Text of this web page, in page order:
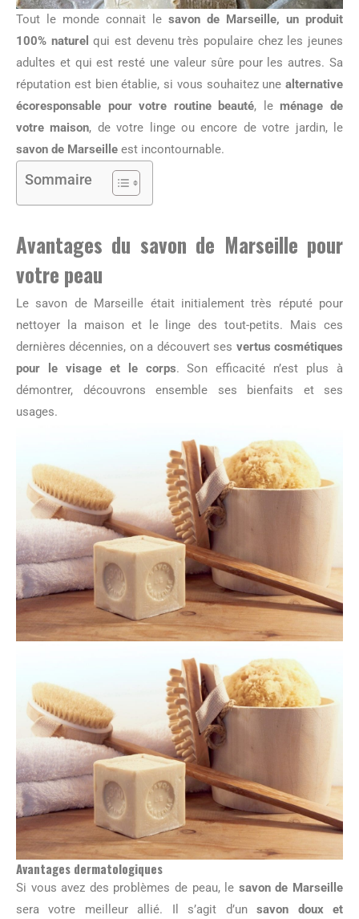
Tout le monde connait le savon de Marseille, un produit
100% naturel qui est devenu très populaire chez les jeunes
adultes et qui est resté une valeur sûre pour les autres. Sa
réputation est bien établie, si vous souhaitez une alternative
écoresponsable pour votre routine beauté, leménage de
votre maison, de votre linge ou encore de votre jardin, le
savon de Marseille est incontournable.
Sommaire
Avantages du savon de Marseille pour
votre peau
Le savon de Marseille était initialement très réputé pour
nettoyer la maison et le linge des tout-petits. Mais ces
dernières décennies, on a découvert ses vertus cosmétiques
pour le visage et le corps. Son efficacité n’est plus à
démontrer, découvrons ensemble ses bienfaits et ses
usages.
Avantages dermatologiques
Si vous avez des problèmes de peau, le savon de Marseille
sera votre meilleur allié. Il s’agit d’unsavon doux et